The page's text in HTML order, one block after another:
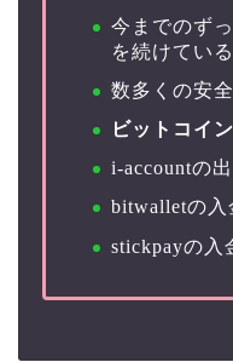
今までのず
を続けている
数多くの安
ビットコイ
i-accountの
bitwalletの入
stickpayの入